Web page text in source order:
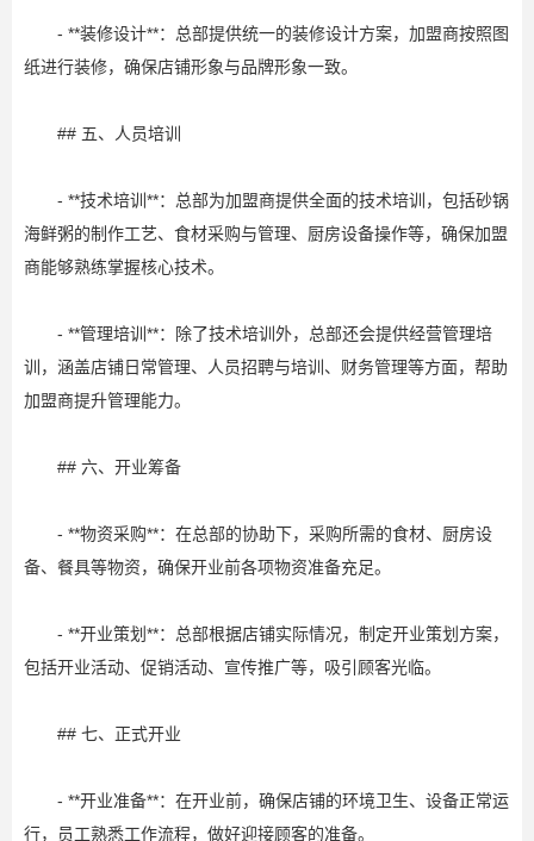
- **装修设计**：总部提供统一的装修设计方案，加盟商按照图
纸进行装修，确保店铺形象与品牌形象一致。
## 五、人员培训
- **技术培训**：总部为加盟商提供全面的技术培训，包括砂锅
海鲜粥的制作工艺、食材采购与管理、厨房设备操作等，确保加盟
商能够熟练掌握核心技术。
- **管理培训**：除了技术培训外，总部还会提供经营管理培
训，涵盖店铺日常管理、人员招聘与培训、财务管理等方面，帮助
加盟商提升管理能力。
## 六、开业筹备
- **物资采购**：在总部的协助下，采购所需的食材、厨房设
备、餐具等物资，确保开业前各项物资准备充足。
- **开业策划**：总部根据店铺实际情况，制定开业策划方案，
包括开业活动、促销活动、宣传推广等，吸引顾客光临。
## 七、正式开业
- **开业准备**：在开业前，确保店铺的环境卫生、设备正常运
行，员工熟悉工作流程，做好迎接顾客的准备。